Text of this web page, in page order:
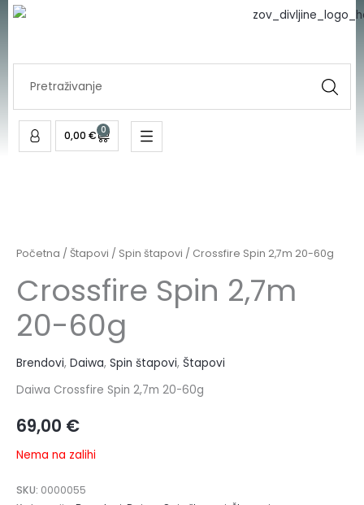
Skip
0,00 € 0
Cart
Početna / Štapovi / Spin štapovi / Crossfire Spin 2,7m 20-60g
Crossfire Spin 2,7m
20-60g
Brendovi, Daiwa, Spin štapovi, Štapovi
Daiwa Crossfire Spin 2,7m 20-60g
69,00 €
Nema na zalihi
SKU: 0000055